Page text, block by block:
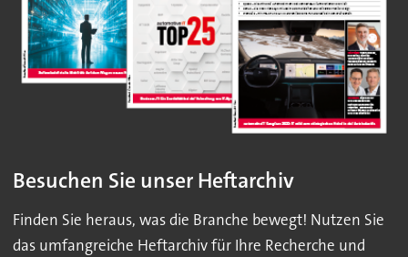
Besuchen Sie unser Heftarchiv
Finden Sie heraus, was die Branche bewegt! Nutzen Sie
das umfangreiche Heftarchiv für Ihre Recherche und